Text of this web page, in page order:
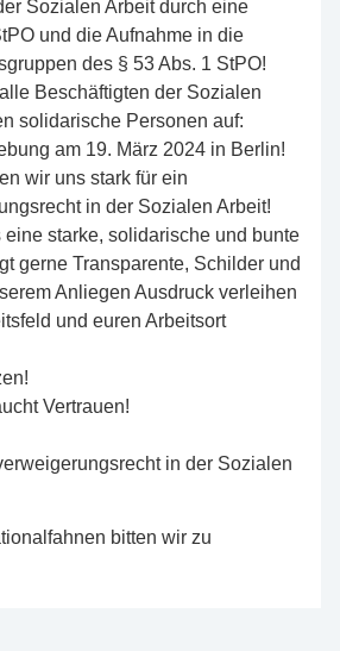
Sozialen Arbeit durch eine
und die Aufnahme in die
des § 53 Abs. 1 StPO!
Beschäftigten der Sozialen
solidarische Personen auf:
am 19. März 2024 in Berlin!
wir uns stark für ein
in der Sozialen Arbeit!
starke, solidarische und bunte
gerne Transparente, Schilder und
Anliegen Ausdruck verleihen
und euren Arbeitsort
Vertrauen!
in der Sozialen
bitten wir zu